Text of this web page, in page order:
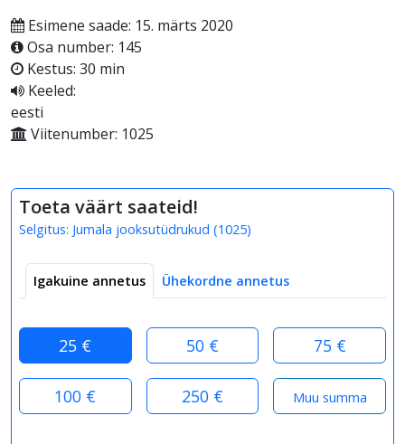
Esimene saade: 15. märts 2020
Osa number: 145
Kestus: 30 min
Keeled:
eesti
Viitenumber: 1025
Toeta väärt saateid!
Selgitus: Jumala jooksutüdrukud (1025)
Igakuine annetus Ühekordne annetus
25 € 50 € 75 €
100 € 250 €